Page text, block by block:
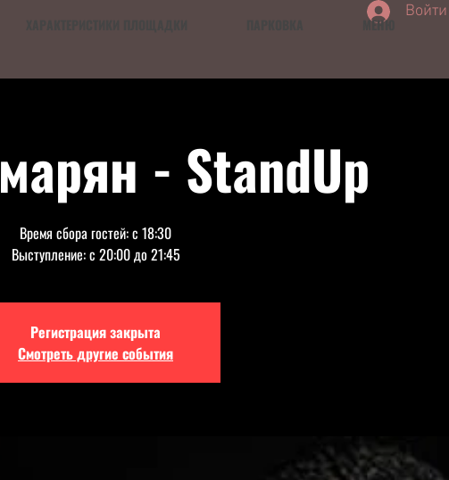
МЕНЮ
Войти
- StandUp
Время сбора гостей: с 18:30
Выступление: с 20:00 до 21:45
Регистрация закрыта
Смотреть другие события